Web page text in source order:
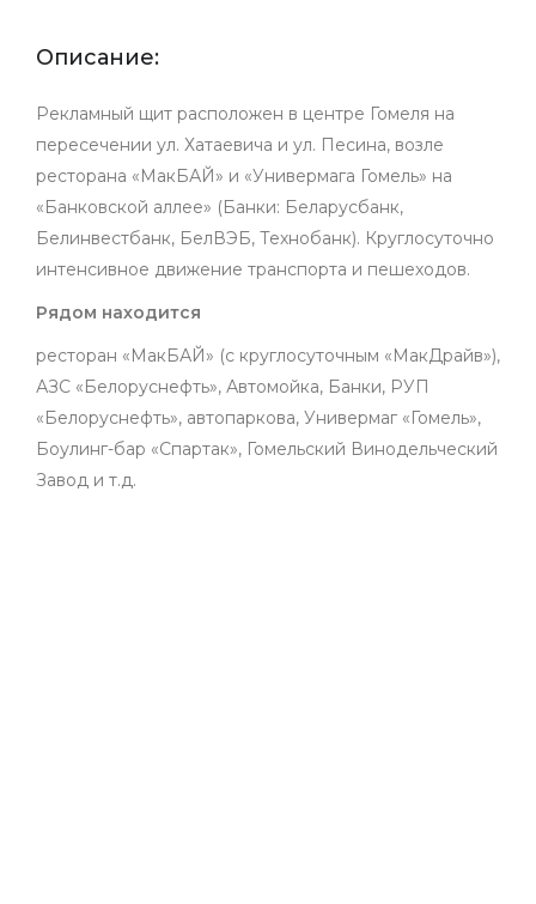
Описание:
Рекламный щит расположен в центре Гомеля на
пересечении ул. Хатаевича и ул. Песина, возле
ресторана «МакБАЙ» и «Универмага Гомель» на
«Банковской аллее» (Банки: Беларусбанк,
Белинвестбанк, БелВЭБ, Технобанк). Круглосуточно
интенсивное движение транспорта и пешеходов.
Рядом находится
ресторан «МакБАЙ» (с круглосуточным «МакДрайв»),
АЗС «Белоруснефть», Автомойка, Банки, РУП
«Белоруснефть», автопаркова, Универмаг «Гомель»,
Боулинг-бар «Спартак», Гомельский Винодельческий
Завод и т.д.